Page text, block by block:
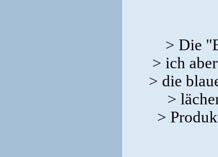
> Die
> ich
> die
>
>